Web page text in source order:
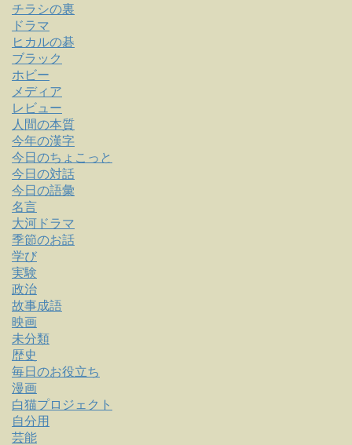
チラシの裏
ドラマ
ヒカルの碁
ブラック
ホビー
メディア
レビュー
人間の本質
今年の漢字
今日のちょこっと
今日の対話
今日の語彙
名言
大河ドラマ
季節のお話
学び
実験
政治
故事成語
映画
未分類
歴史
毎日のお役立ち
漫画
白猫プロジェクト
自分用
芸能